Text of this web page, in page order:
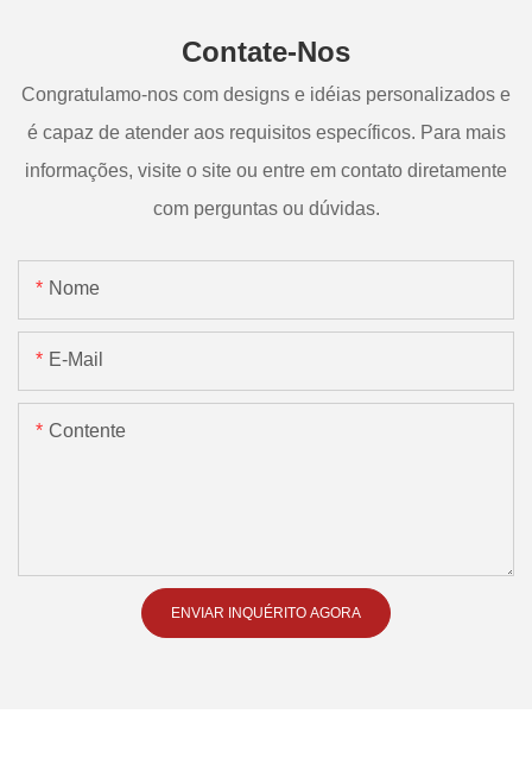
Contate-Nos
Congratulamo-nos com designs e idéias personalizados e
é capaz de atender aos requisitos específicos. Para mais
informações, visite o site ou entre em contato diretamente
com perguntas ou dúvidas.
Nome
E-Mail
Contente
ENVIAR INQUÉRITO AGORA